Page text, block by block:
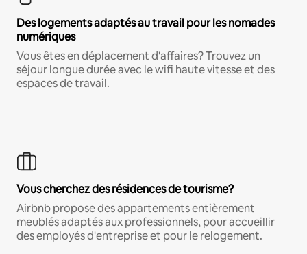
Des logements adaptés au travail pour les nomades
numériques
Vous êtes en déplacement d'affaires? Trouvez un
séjour longue durée avec le wifi haute vitesse et des
espaces de travail.
Vous cherchez des résidences de tourisme?
Airbnb propose des appartements entièrement
meublés adaptés aux professionnels, pour accueillir
des employés d'entreprise et pour le relogement.